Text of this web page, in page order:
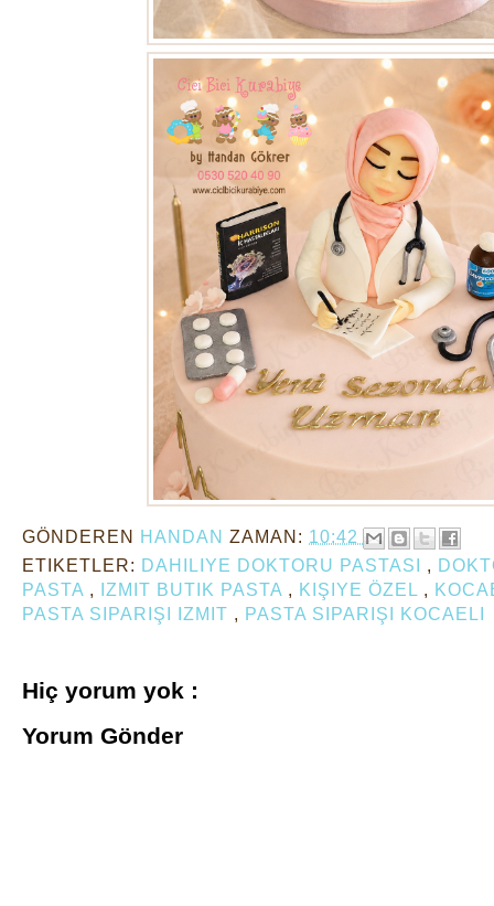
GÖNDEREN HANDAN ZAMAN: 10:42
ETIKETLER: DAHILIYE DOKTORU PASTASI ,
PASTA , IZMIT BUTIK PASTA , KIŞIYE ÖZEL ,
PASTA SIPARIŞI IZMIT , PASTA SIPARIŞI KOCAELI
Hiç yorum yok :
Yorum Gönder